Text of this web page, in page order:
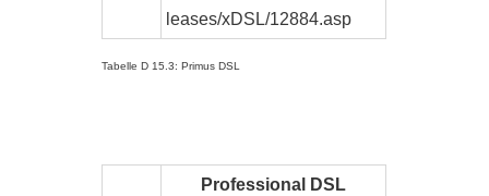
leases/xDSL/12884.asp
Tabelle D 15.3: Primus DSL
Professional DSL